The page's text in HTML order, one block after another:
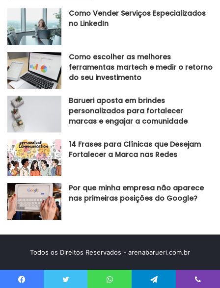
Como Vender Serviços Especializados
no LinkedIn
Como escolher as melhores
ferramentas martech e medir o retorno
do seu investimento
Barueri aposta em brindes
personalizados para fortalecer
marcas e engajar a comunidade
14 Frases para Clínicas que Desejam
Fortalecer a Marca nas Redes
Por que minha empresa não aparece
nas primeiras posições do Google?
Todos os Direitos Reservados - arenabarueri.com.br